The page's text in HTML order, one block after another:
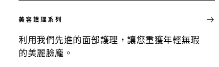
美容護理系列
利用我們先進的面部護理，讓您重獲年輕無瑕
的美麗臉龐。